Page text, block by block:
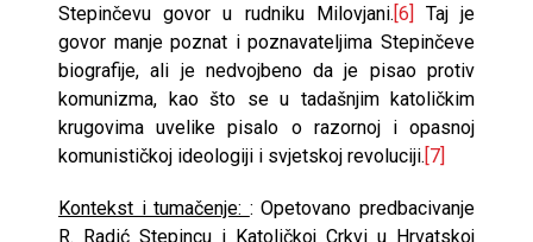
Stepinčevu govor u rudniku Milovjani. [6]
Taj je
govor manje poznat i poznavateljima Stepinčeve
biografije, ali je nedvojbeno da je pisao protiv
komunizma, kao što se u tadašnjim katoličkim
krugovima uvelike pisalo o razornoj i opasnoj
komunističkoj ideologiji i svjetskoj revoluciji. [7]
Kontekst i tumačenje: : Opetovano predbacivanje
R. Radić Stepincu i Katoličkoj Crkvi u Hrvatskoj